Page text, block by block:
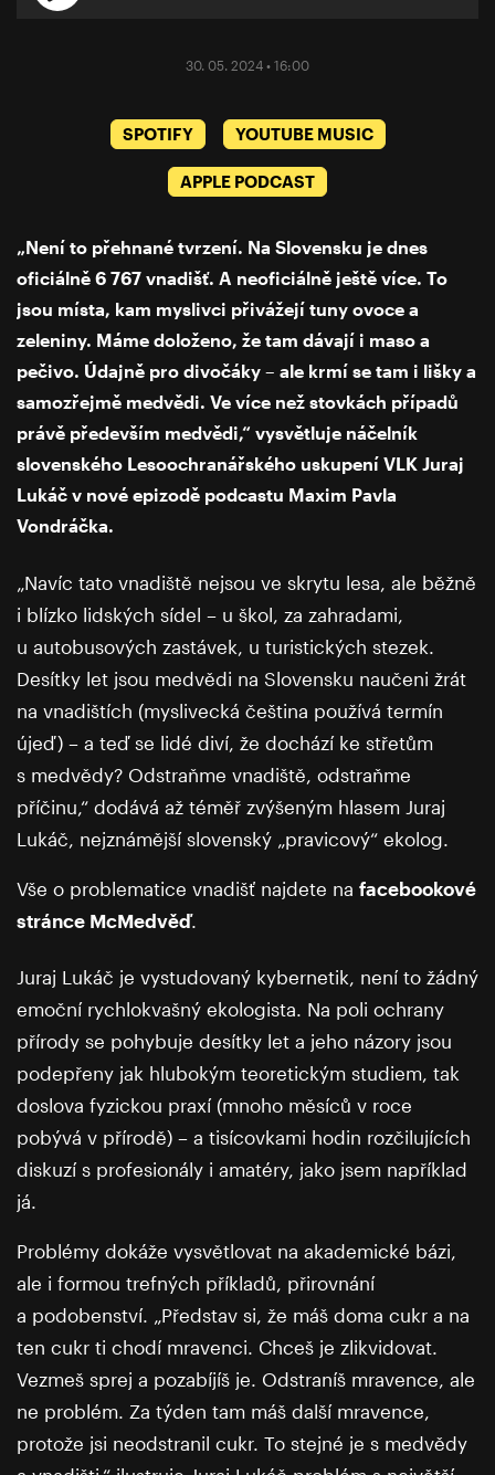
30. 05. 2024 • 16:00
SPOTIFY YOUTUBE MUSIC
APPLE PODCAST
„Není to přehnané tvrzení. Na Slovensku je dnes
oficiálně 6 767 vnadišť. A neoficiálně ještě více. To
jsou místa, kam myslivci přivážejí tuny ovoce a
zeleniny. Máme doloženo, že tam dávají i maso a
pečivo. Údajně pro divočáky – ale krmí se tam i lišky a
samozřejmě medvědi. Ve více než stovkách případů
právě především medvědi,“ vysvětluje náčelník
slovenského Lesoochranářského uskupení VLK Juraj
Lukáč v nové epizodě podcastu Maxim Pavla
Vondráčka.
„Navíc tato vnadiště nejsou ve skrytu lesa, ale běžně
i blízko lidských sídel – u škol, za zahradami,
u autobusových zastávek, u turistických stezek.
Desítky let jsou medvědi na Slovensku naučeni žrát
na vnadištích (myslivecká čeština používá termín
újeď) – a teď se lidé diví, že dochází ke střetům
s medvědy? Odstraňme vnadiště, odstraňme
příčinu,“ dodává až téměř zvýšeným hlasem Juraj
Lukáč, nejznámější slovenský „pravicový“ ekolog.
Vše o problematice vnadišť najdete na facebookové
stránce McMedvěď.
Juraj Lukáč je vystudovaný kybernetik, není to žádný
emoční rychlokvašný ekologista. Na poli ochrany
přírody se pohybuje desítky let a jeho názory jsou
podepřeny jak hlubokým teoretickým studiem, tak
doslova fyzickou praxí (mnoho měsíců v roce
pobývá v přírodě) – a tisícovkami hodin rozčilujících
diskuzí s profesionály i amatéry, jako jsem například
já.
Problémy dokáže vysvětlovat na akademické bázi,
ale i formou trefných příkladů, přirovnání
a podobenství. „Představ si, že máš doma cukr a na
ten cukr ti chodí mravenci. Chceš je zlikvidovat.
Vezmeš sprej a pozabíjíš je. Odstraníš mravence, ale
ne problém. Za týden tam máš další mravence,
protože jsi neodstranil cukr. To stejné je s medvědy